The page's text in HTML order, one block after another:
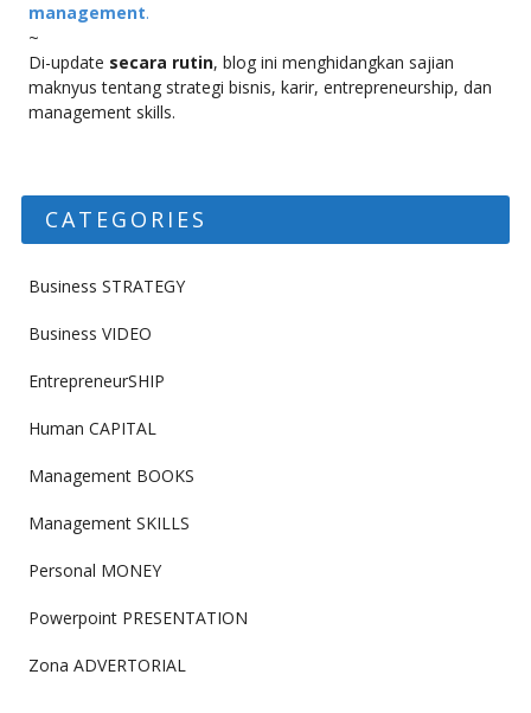
management.
~
Di-update secara rutin, blog ini menghidangkan sajian
maknyus tentang strategi bisnis, karir, entrepreneurship, dan
management skills.
CATEGORIES
Business STRATEGY
Business VIDEO
EntrepreneurSHIP
Human CAPITAL
Management BOOKS
Management SKILLS
Personal MONEY
Powerpoint PRESENTATION
Zona ADVERTORIAL